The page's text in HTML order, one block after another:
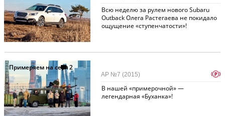
Всю неделю за рулем нового Subaru
Outback Олега Растегаева не покидало
ощущение «ступенчатости»!
Примеряем на себя2
В нашей «примерочной» —
легендарная «Буханка»!
АР №7 (2015) p